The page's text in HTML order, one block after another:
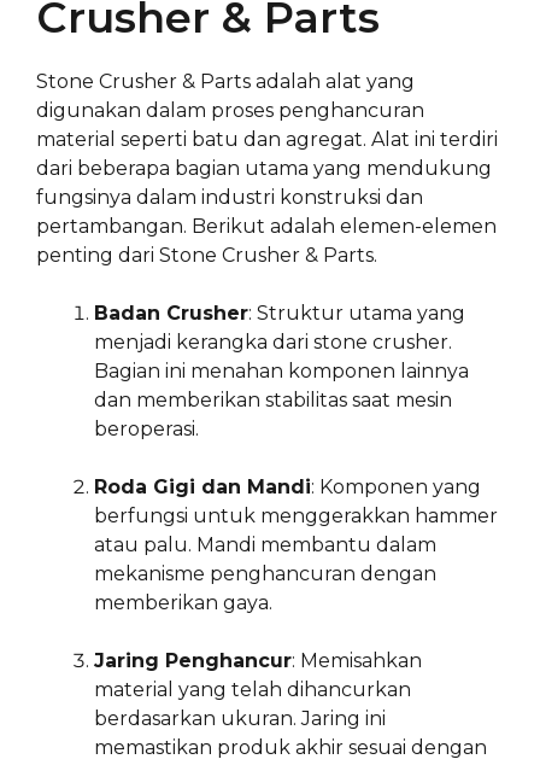
Crusher & Parts
Stone Crusher & Parts adalah alat yang
digunakan dalam proses penghancuran
material seperti batu dan agregat. Alat ini terdiri
dari beberapa bagian utama yang mendukung
fungsinya dalam industri konstruksi dan
pertambangan. Berikut adalah elemen-elemen
penting dari Stone Crusher & Parts.
Badan Crusher: Struktur utama yang
menjadi kerangka dari stone crusher.
Bagian ini menahan komponen lainnya
dan memberikan stabilitas saat mesin
beroperasi.
Roda Gigi dan Mandi: Komponen yang
berfungsi untuk menggerakkan hammer
atau palu. Mandi membantu dalam
mekanisme penghancuran dengan
memberikan gaya.
Jaring Penghancur: Memisahkan
material yang telah dihancurkan
berdasarkan ukuran. Jaring ini
memastikan produk akhir sesuai dengan